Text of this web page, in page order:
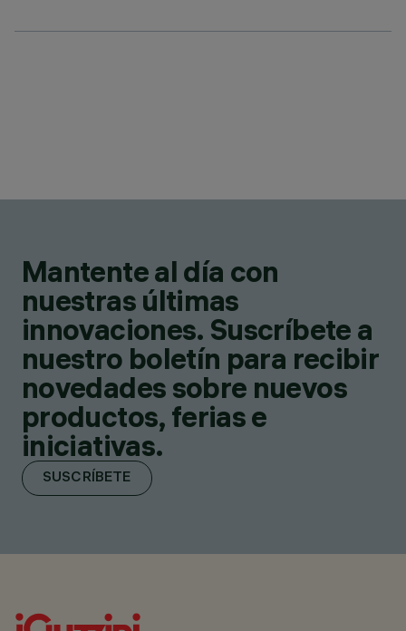
Mantente al día con
nuestras últimas
innovaciones. Suscríbete a
nuestro boletín para recibir
novedades sobre nuevos
productos, ferias e
iniciativas.
SUSCRÍBETE